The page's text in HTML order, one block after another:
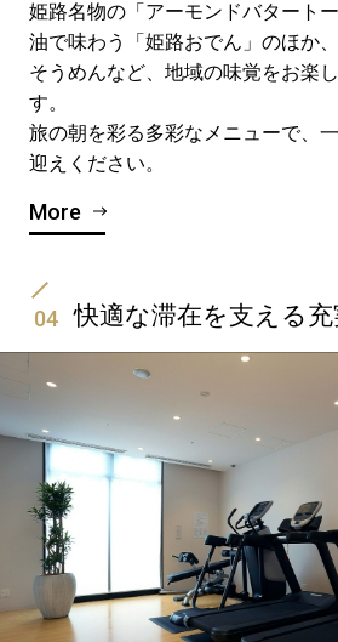
姫路名物の「アーモンドバタート
油で味わう「姫路おでん」のほか
そうめんなど、地域の味覚をお楽
す。
旅の朝を彩る多彩なメニューで、
迎えください。
More
04 快適な滞在を支える